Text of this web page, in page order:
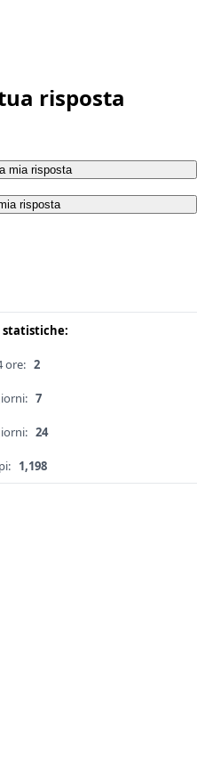
risposta
mia risposta
risposta
statistiche:
ore: 2
7
24
1,198